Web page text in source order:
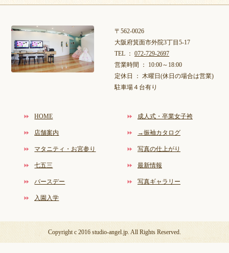
〒562-0026
大阪府箕面市外院3丁目5-17
TEL ： 072-729-2697
営業時間 ： 10:00～18:00
定休日 ： 木曜日(休日の場合は営業)
駐車場４台有り
HOME
店舗案内
マタニティ・お宮参り
七五三
バースデー
入園入学
成人式・卒業女子袴
→振袖カタログ
写真の仕上がり
最新情報
写真ギャラリー
Copyright c 2016 studio-angel.jp. All Rights Reserved.